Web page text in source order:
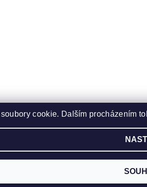
cookie. Dalším procházením